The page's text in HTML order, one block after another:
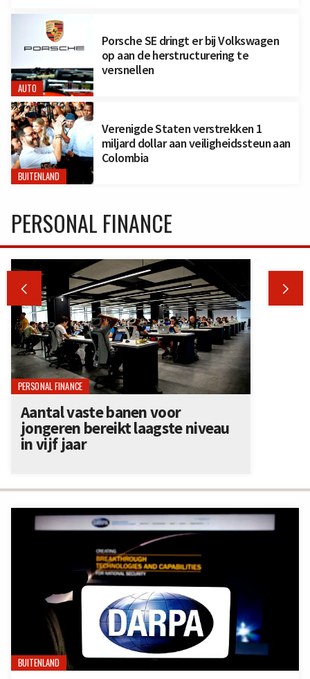
AUTO
Porsche SE dringt er bij Volkswagen
op aan de herstructurering te
versnellen
BUITENLAND
Verenigde Staten verstrekken 1
miljard dollar aan veiligheidssteun aan
Colombia
BUITENLAND
PERSONAL FINANCE
 
PERSONAL FINANCE
Aantal vaste banen voor
jongeren bereikt laagste niveau
in vijf jaar